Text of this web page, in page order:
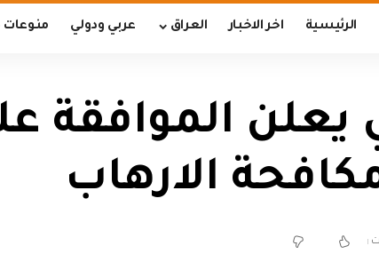
الرئيسية اخر الاخبار العراق عربي ودولي منوعات
يعلن
الارهاب